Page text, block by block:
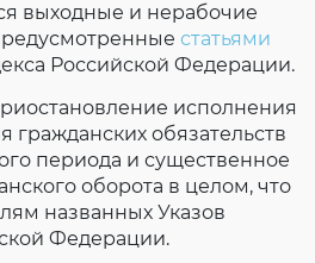
выходные и нерабочие
статьями
Российской Федерации.
исполнения
гражданских обязательств
периода и существенное
оборота в целом, что
названных Указов
Федерации.